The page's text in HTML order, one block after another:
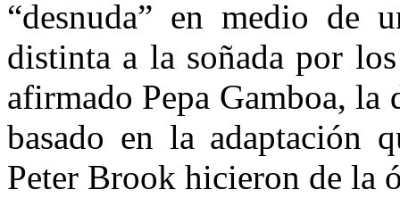
“desnuda” en medio de
distinta a la soñada por
afirmado Pepa Gamboa, la
basado en la adaptación
Peter Brook hicieron de la